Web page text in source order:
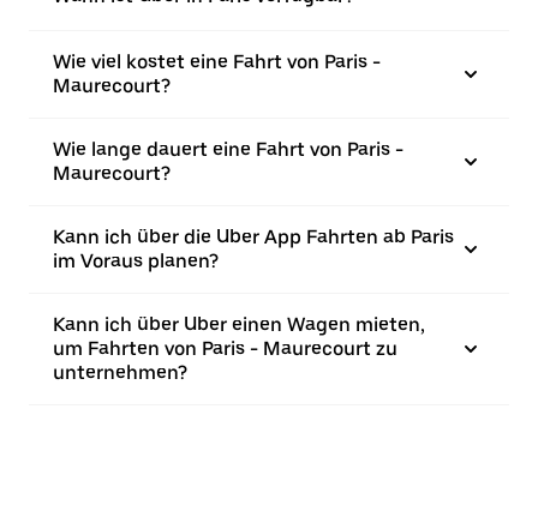
Wie viel kostet eine Fahrt von Paris -
Maurecourt?
Wie lange dauert eine Fahrt von Paris -
Maurecourt?
Kann ich über die Uber App Fahrten ab Paris
im Voraus planen?
Kann ich über Uber einen Wagen mieten,
um Fahrten von Paris - Maurecourt zu
unternehmen?